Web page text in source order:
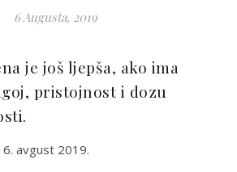
6 Augusta, 2019
je još ljepša, ako ima
pristojnost i dozu
avgust 2019.